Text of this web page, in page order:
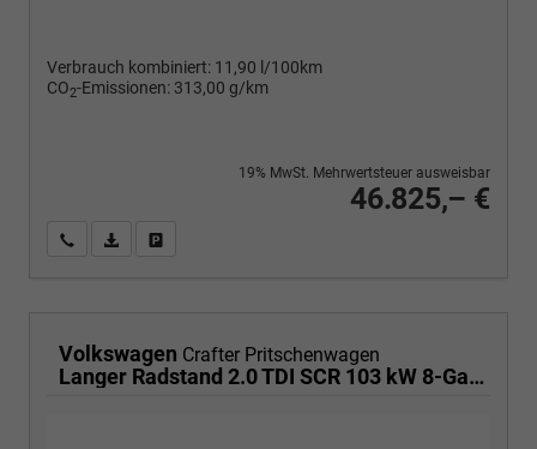
Verbrauch kombiniert: 11,90 l/100km
CO2-Emissionen: 313,00 g/km
46.825,– €
19% MwSt. Mehrwertsteuer ausweisbar
Wir rufen Sie anPDF-Fahrzeugexposé drucken
Volkswagen Crafter Pritschenwagen
Langer Radstand 2.0 TDI SCR 103 kW 8-Gang Automatik, Klima